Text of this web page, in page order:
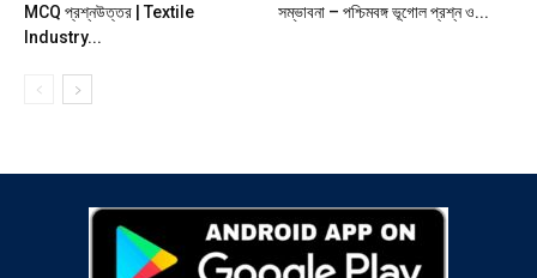
MCQ প্রশ্নউত্তর | Textile
Industry...
সম্ভাবনা – পশ্চিমবঙ্গ ভূগোল প্রশ্ন ও...